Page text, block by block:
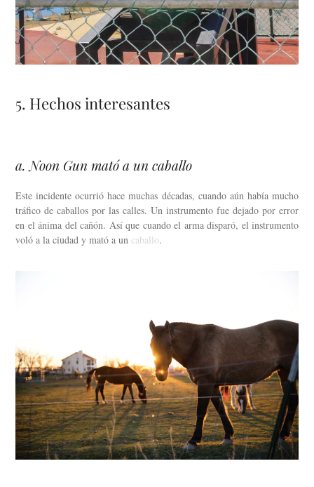
5. Hechos interesantes
a. Noon Gun mató a un caballo
Este incidente ocurrió hace muchas décadas, cuando aún había mucho
tráfico de caballos por las calles. Un instrumento fue dejado por error
en el ánima del cañón. Así que cuando el arma disparó, el instrumento
voló a la ciudad y mató a un caballo.